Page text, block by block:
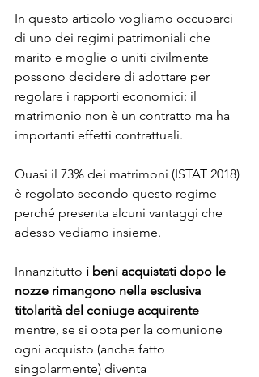
In questo articolo vogliamo occuparci
di uno dei regimi patrimoniali che
marito e moglie o uniti civilmente
possono decidere di adottare per
regolare i rapporti economici: il
matrimonio non è un contratto ma ha
importanti effetti contrattuali.
Quasi il 73% dei matrimoni (ISTAT 2018)
è regolato secondo questo regime
perché presenta alcuni vantaggi che
adesso vediamo insieme.
Innanzitutto i beni acquistati dopo le
nozze rimangono nella esclusiva
titolarità del coniuge acquirente
mentre, se si opta per la comunione
ogni acquisto (anche fatto
singolarmente) diventa